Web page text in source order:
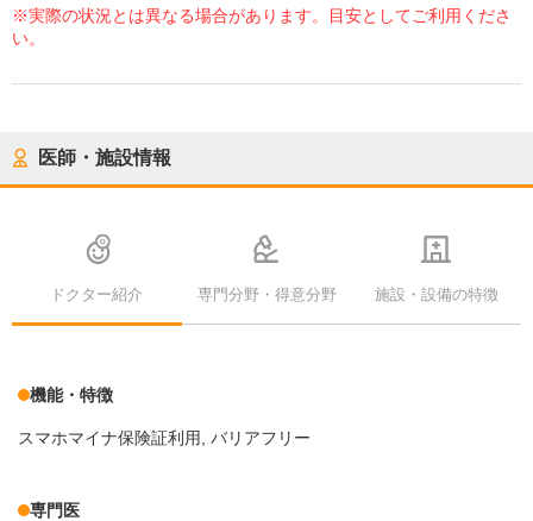
※実際の状況とは異なる場合があります。目安としてご利用くださ
い。
医師・施設情報
ドクター紹介 専門分野・得意分野 施設・設備の特徴
機能・特徴
スマホマイナ保険証利用 バリアフリー
専門医